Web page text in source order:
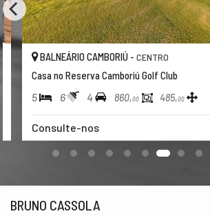
BALNEÁRIO CAMBORIÚ - CENTRO
Casa no Reserva Camboriú Golf Club
5 6 4 860,00 485,00
Consulte-nos
BRUNO CASSOLA